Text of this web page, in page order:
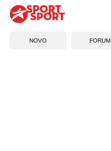
NOVO FORUM